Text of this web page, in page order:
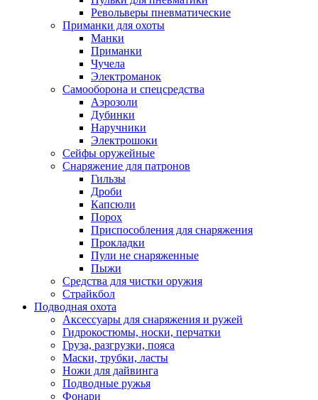
Револьверы пневматические
Приманки для охоты
Манки
Приманки
Чучела
Электроманок
Самооборона и спецсредства
Аэрозоли
Дубинки
Наручники
Электрошоки
Сейфы оружейные
Снаряжение для патронов
Гильзы
Дроби
Капсюли
Порох
Приспособления для снаряжения
Прокладки
Пули не снаряженные
Пыжи
Средства для чистки оружия
Страйкбол
Подводная охота
Аксессуары для снаряжения и ружей
Гидрокостюмы, носки, перчатки
Груза, разгрузки, пояса
Маски, трубки, ласты
Ножи для дайвинга
Подводные ружья
Фонари